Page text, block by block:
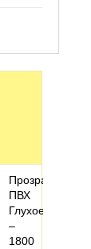
Прозрачный
ПВХ
Глухое
–
1800